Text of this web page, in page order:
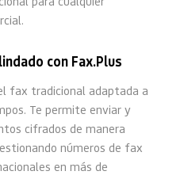
con Fax.Plus
fax tradicional adaptada a
Te permite enviar y
cifrados de manera
números de fax
en más de